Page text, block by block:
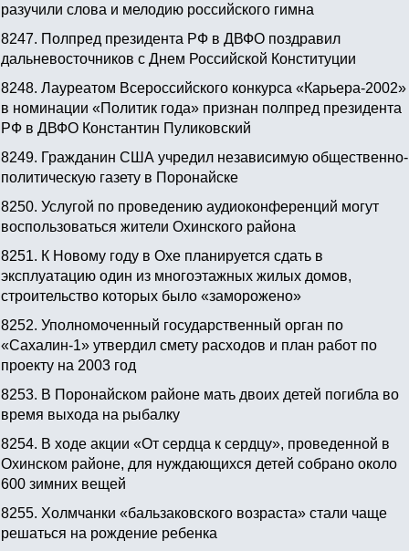
разучили слова и мелодию российского гимна
8247. Полпред президента РФ в ДВФО поздравил
дальневосточников с Днем Российской Конституции
8248. Лауреатом Всероссийского конкурса «Карьера-2002»
в номинации «Политик года» признан полпред президента
РФ в ДВФО Константин Пуликовский
8249. Гражданин США учредил независимую общественно-
политическую газету в Поронайске
8250. Услугой по проведению аудиоконференций могут
воспользоваться жители Охинского района
8251. К Новому году в Охе планируется сдать в
эксплуатацию один из многоэтажных жилых домов,
строительство которых было «заморожено»
8252. Уполномоченный государственный орган по
«Сахалин-1» утвердил смету расходов и план работ по
проекту на 2003 год
8253. В Поронайском районе мать двоих детей погибла во
время выхода на рыбалку
8254. В ходе акции «От сердца к сердцу», проведенной в
Охинском районе, для нуждающихся детей собрано около
600 зимних вещей
8255. Холмчанки «бальзаковского возраста» стали чаще
решаться на рождение ребенка